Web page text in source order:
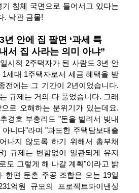
침체 국면으로 들어서고 있다는
. 낙관 금물!
년 안에 집 팔면 ‘과세 특
서 집 사라는 의미 아냐”
시적 2주택자가 된 사람도 3년 안
세대 1주택자로서 세금 혜택을 받
전에는 그 기간이 2년이었습니다.
규제는 거의 다 풀었습니다. 그래
로 오해하는 분위기가 있는데요.
경호 부총리도 "돈을 빌려서 빚내
니다"라며 "과도한 주택담보대출
나지 않도록 하기 위해서 총부채
규제는 변함없이 일관되게 유지
도 그렇게 해 나갈 계획"이라고 밝
한편 둔촌 주공 조합은 오는 19일
억원 규모의 프로젝트파이낸싱